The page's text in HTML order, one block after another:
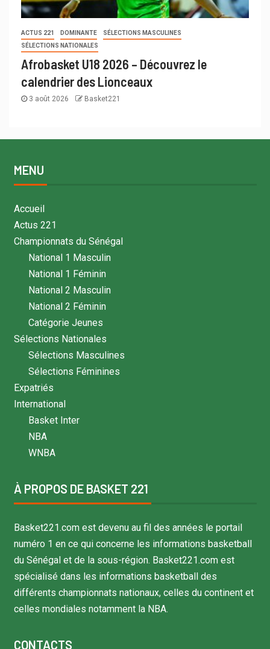
ACTUS 221 DOMINANTE
SÉLECTIONS MASCULINES
SÉLECTIONS NATIONALES
Afrobasket U18 2026 – Découvrez le
calendrier des Lionceaux
3 août 2026 Basket221
MENU
Accueil
Actus 221
Championnats du Sénégal
National 1 Masculin
National 1 Féminin
National 2 Masculin
National 2 Féminin
Catégorie Jeunes
Sélections Nationales
Sélections Masculines
Sélections Féminines
Expatriés
International
Basket Inter
NBA
WNBA
À PROPOS DE BASKET 221
Basket221.com est devenu au fil des années le portail
numéro 1 en ce qui concerne les informations basketball
du Sénégal et de la sous-région. Basket221.com est
spécialisé dans les informations basketball des
différents championnats nationaux, celles du continent et
celles mondiales notamment la NBA.
CONTACTS